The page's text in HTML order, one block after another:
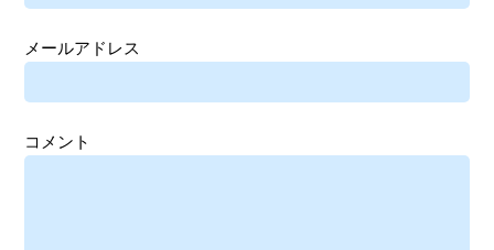
メールアドレス
コメント